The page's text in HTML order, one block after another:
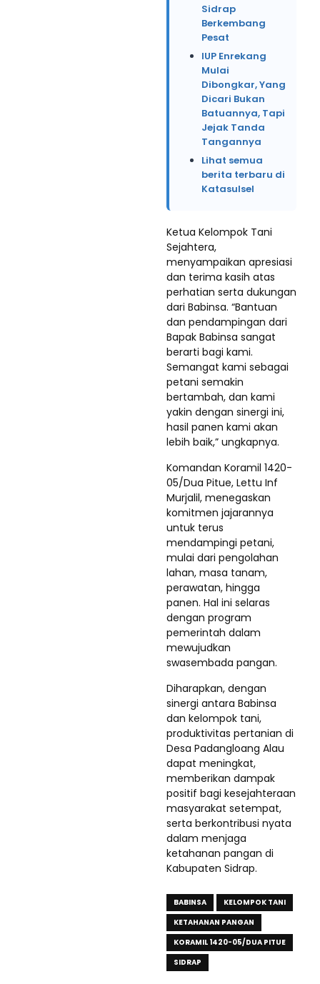
Sidrap
Berkembang
Pesat
IUP Enrekang
Mulai
Dibongkar, Yang
Dicari Bukan
Batuannya, Tapi
Jejak Tanda
Tangannya
Lihat semua
berita terbaru di
Katasulsel
Ketua Kelompok Tani
Sejahtera,
menyampaikan apresiasi
dan terima kasih atas
perhatian serta dukungan
dari Babinsa. “Bantuan
dan pendampingan dari
Bapak Babinsa sangat
berarti bagi kami.
Semangat kami sebagai
petani semakin
bertambah, dan kami
yakin dengan sinergi ini,
hasil panen kami akan
lebih baik,” ungkapnya.
Komandan Koramil 1420-
05/Dua Pitue, Lettu Inf
Murjalil, menegaskan
komitmen jajarannya
untuk terus
mendampingi petani,
mulai dari pengolahan
lahan, masa tanam,
perawatan, hingga
panen. Hal ini selaras
dengan program
pemerintah dalam
mewujudkan
swasembada pangan.
Diharapkan, dengan
sinergi antara Babinsa
dan kelompok tani,
produktivitas pertanian di
Desa Padangloang Alau
dapat meningkat,
memberikan dampak
positif bagi kesejahteraan
masyarakat setempat,
serta berkontribusi nyata
dalam menjaga
ketahanan pangan di
Kabupaten Sidrap.
BABINSA
KELOMPOK TANI
KETAHANAN PANGAN
KORAMIL 1420-05/DUA PITUE
SIDRAP